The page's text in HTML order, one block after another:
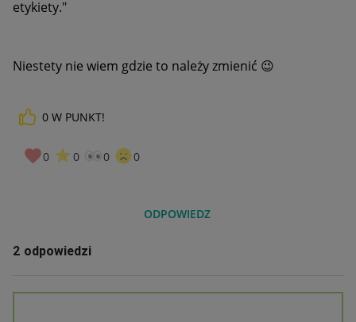
etykiety."
Niestety nie wiem gdzie to należy zmienić 😉
0 W PUNKT!
0 0 0 0
ODPOWIEDZ
2 odpowiedzi